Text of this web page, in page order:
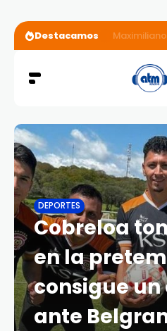
Destacamos
DEPORTES
Cobreloa
en la
consigue
ante